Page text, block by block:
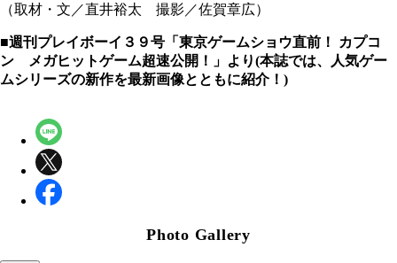
（取材・文／直井裕太 撮影／佐賀章広）
■週刊プレイボーイ３９号「東京ゲームショウ直前！ カプコ
ン メガヒットゲーム超速公開！」より(本誌では、人気ゲー
ムシリーズの新作を最新画像とともに紹介！)
Photo Gallery